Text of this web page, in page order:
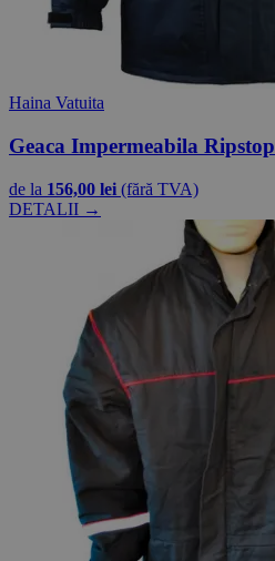
Haina Vatuita
Geaca Impermeabila Ripstop
de la 156,00 lei (fără TVA)
DETALII →